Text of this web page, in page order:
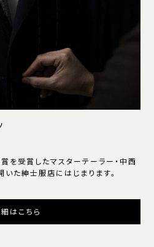
を受賞したマスターテーラー・中西
た紳士服店にはじまります。
はこちら